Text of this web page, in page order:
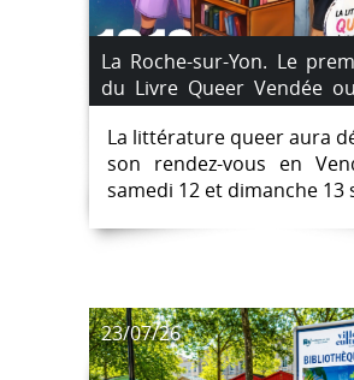
La Roche-sur-Yon. Le
du Livre Queer Vendée
portes aux Oudairies
septembre 2026
La littérature queer aura
son rendez-vous en
samedi 12 et dimanche 13
23/07/26